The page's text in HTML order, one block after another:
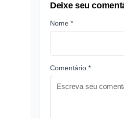
Deixe seu
Nome *
Comentário *